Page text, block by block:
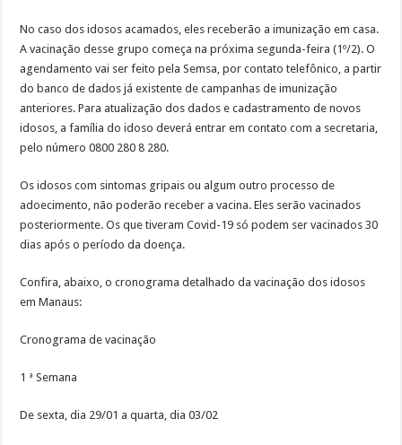
No caso dos idosos acamados, eles receberão a imunização em casa.
A vacinação desse grupo começa na próxima segunda-feira (1º/2). O
agendamento vai ser feito pela Semsa, por contato telefônico, a partir
do banco de dados já existente de campanhas de imunização
anteriores. Para atualização dos dados e cadastramento de novos
idosos, a família do idoso deverá entrar em contato com a secretaria,
pelo número 0800 280 8 280.
Os idosos com sintomas gripais ou algum outro processo de
adoecimento, não poderão receber a vacina. Eles serão vacinados
posteriormente. Os que tiveram Covid-19 só podem ser vacinados 30
dias após o período da doença.
Confira, abaixo, o cronograma detalhado da vacinação dos idosos
em Manaus:
Cronograma de vacinação
1 ª Semana
De sexta, dia 29/01 a quarta, dia 03/02